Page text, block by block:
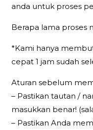
anda untuk proses
Berapa lama proses
*Kami hanya
cepat 1 jam sudah
Aturan sebelum
– Pastikan tautan /
masukkan benar!
– Pastikan Anda